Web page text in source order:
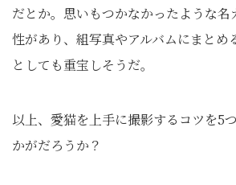
だとか。思いもつかなかったような名
性があり、組写真やアルバムにまとめ
としても重宝しそうだ。
以上、愛猫を上手に撮影するコツを5
かがだろうか？